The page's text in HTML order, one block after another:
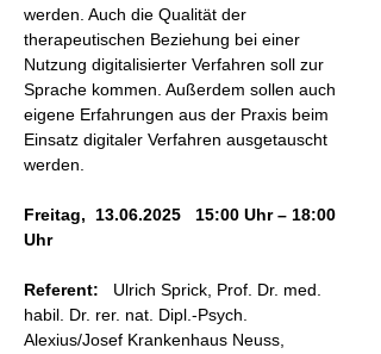
werden. Auch die Qualität der
therapeutischen Beziehung bei einer
Nutzung digitalisierter Verfahren soll zur
Sprache kommen. Außerdem sollen auch
eigene Erfahrungen aus der Praxis beim
Einsatz digitaler Verfahren ausgetauscht
werden.
Freitag,  13.06.2025   15:00 Uhr – 18:00
Uhr
Referent: Ulrich Sprick, Prof. Dr. med.
habil. Dr. rer. nat. Dipl.-Psych.
Alexius/Josef Krankenhaus Neuss,